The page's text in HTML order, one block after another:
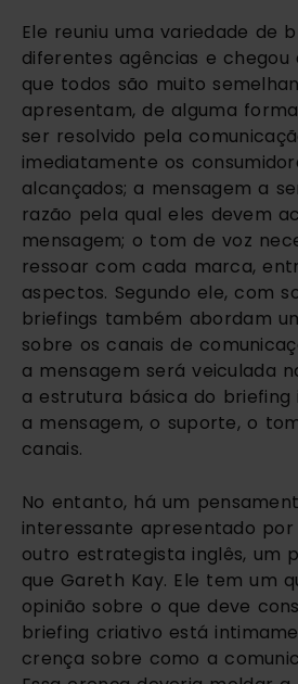
Ele reuniu uma variedade de
diferentes agências e chegou
que todos são muito
apresentam, de alguma
ser resolvido pela
imediatamente os
alcançados; a mensagem a
razão pela qual eles devem
mensagem; o tom de voz
ressoar com cada marca,
aspectos. Segundo ele, com
briefings também abordam
sobre os canais de
a mensagem será veiculada
a estrutura básica do briefing
a mensagem, o suporte, o
canais.
No entanto, há um
interessante apresentado por
outro estrategista inglês, um
que Gareth Kay. Ele tem um
opinião sobre o que deve
briefing criativo está
crença sobre como a